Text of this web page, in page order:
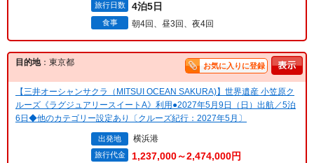
旅行日数 4泊5日
食事 朝4回、昼3回、夜4回
目的地：東京都 お気に入りに登録
【三井オーシャンサクラ（MITSUI OCEAN SAKURA)】世界遺産 小笠原ク
ルーズ《ラグジュアリースイートA》利用●2027年5月9日（日）出航／5泊
6日◆他のカテゴリー設定あり〔クルーズ紀行：2027年5月〕
出発地 横浜港
旅行代金 1,237,000～2,474,000円